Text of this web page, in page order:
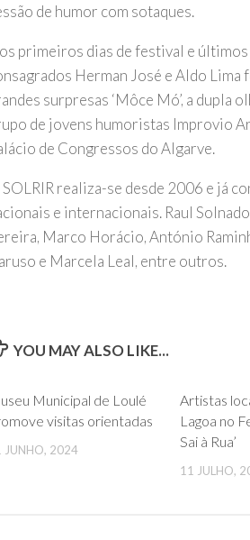
de humor com sotaques.
primeiros dias de festival e
Herman José e Aldo Lima
surpresas ‘Môce Mó’, a dupla
de jovens humoristas Improvio
de Congressos do Algarve.
SOLRIR realiza-se desde 2006 e já
e internacionais. Raul
Marco Horácio, António
e Marcela Leal, entre outros.
YOU MAY ALSO LIKE...
Municipal de Loulé
visitas orientadas
JUNHO, 2024
Artistas
Lagoa no
Sai à Rua’
11 JULHO,